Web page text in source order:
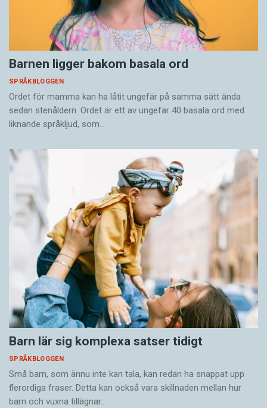
Barnen ligger bakom basala ord
SPRÅKBLOGGEN
Ordet för mamma kan ha låtit ungefär på samma sätt ända
sedan stenåldern. Ordet är ett av ungefär 40 basala ord med
liknande språkljud, som…
Barn lär sig komplexa satser tidigt
SPRÅKBLOGGEN
Små barn, som ännu inte kan tala, kan redan ha snappat upp
flerordiga fraser. Detta kan också vara skillnaden mellan hur
barn och vuxna tillägnar…